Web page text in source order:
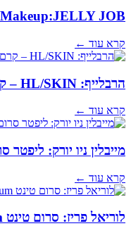
JOB
קרא עוד ←
הרבלייף: HL/SKIN – קרם לילה
קרא עוד ←
מייבלין ניו יורק: ליפטר
קרא עוד ←
לוריאל פריז: סרום טינט Hyaluronic Tint Serum